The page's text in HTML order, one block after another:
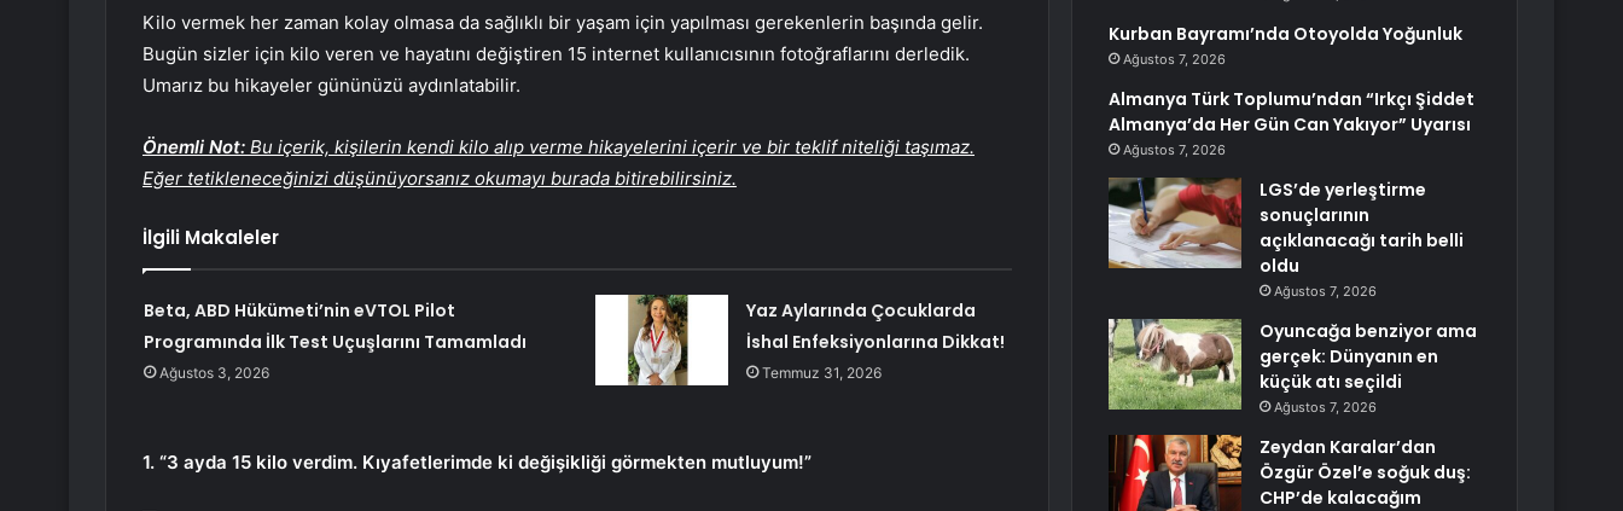
Kilo vermek her zaman kolay olmasa da sağlıklı bir yaşam için yapılması gerekenlerin başında gelir.
Bugün sizler için kilo veren ve hayatını değiştiren 15 internet kullanıcısının fotoğraflarını derledik.
Umarız bu hikayeler gününüzü aydınlatabilir.
Önemli Not: Bu içerik, kişilerin kendi kilo alıp verme hikayelerini içerir ve bir teklif niteliği taşımaz.
Eğer tetikleneceğinizi düşünüyorsanız okumayı burada bitirebilirsiniz.
İlgili Makaleler
Beta, ABD Hükümeti’nin eVTOL Pilot
Programında İlk Test Uçuşlarını Tamamladı
Ağustos 3, 2026
Yaz Aylarında Çocuklarda
İshal Enfeksiyonlarına Dikkat!
Temmuz 31, 2026
1. “3 ayda 15 kilo verdim. Kıyafetlerimde ki değişikliği görmekten mutluyum!”
Kurban Bayramı’nda Otoyolda Yoğunluk
Ağustos 7, 2026
Almanya Türk Toplumu’ndan “Irkçı Şiddet
Almanya’da Her Gün Can Yakıyor” Uyarısı
Ağustos 7, 2026
LGS’de yerleştirme
sonuçlarının
açıklanacağı tarih belli
oldu
Ağustos 7, 2026
Oyuncağa benziyor ama
gerçek: Dünyanın en
küçük atı seçildi
Ağustos 7, 2026
Zeydan Karalar’dan
Özgür Özel’e soğuk duş:
CHP’de kalacağım